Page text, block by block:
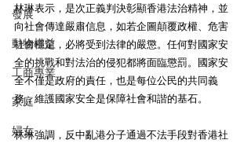
發展
動物權益
工商專業
家庭
婦女
林琳表示，是次正義判決彰顯香港法治精神，並
向社會傳達嚴肅信息，如若企圖顛覆政權、危害
社會穩定，必將受到法律的嚴懲。任何對國家安
全的挑戰和對法治的侵犯都將面臨懲罰。國家安
全不僅是政府的責任，也是每位公民的共同義
務，維護國家安全是保障社會和諧的基石。
林琳強調，反中亂港分子通過不法手段對香港社